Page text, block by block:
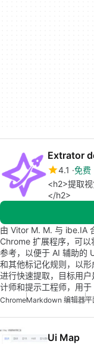
Extrator
4.1 免费
<h2>提取
</h2>
由 Vitor M. M. 与 ibe.IA
Chrome 扩展程序，可
参考，以便于 AI 辅助的
和其他标记化规则，以
进行快速提取，目标用
计师和提示工程师，用于
ChromeMarkdown 编辑器平
Ui Map